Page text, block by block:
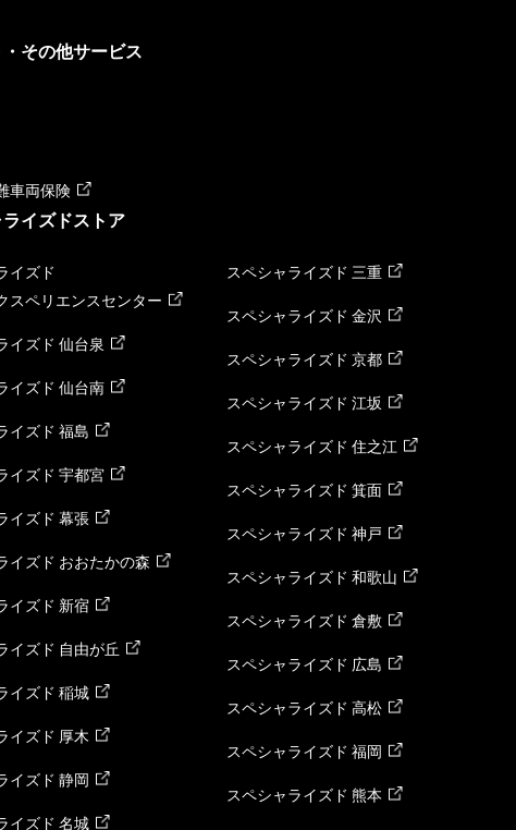
その他サービス
車両保険
イズドストア
イズド
スペリエンスセンター
イズド 仙台泉
イズド 仙台南
イズド 福島
イズド 宇都宮
イズド 幕張
イズド おおたかの森
イズド 新宿
イズド 自由が丘
イズド 稲城
イズド 厚木
イズド 静岡
イズド 名城
スペシャライズド 三重
スペシャライズド 金沢
スペシャライズド 京都
スペシャライズド 江坂
スペシャライズド 住之江
スペシャライズド 箕面
スペシャライズド 神戸
スペシャライズド 和歌山
スペシャライズド 倉敷
スペシャライズド 広島
スペシャライズド 高松
スペシャライズド 福岡
スペシャライズド 熊本